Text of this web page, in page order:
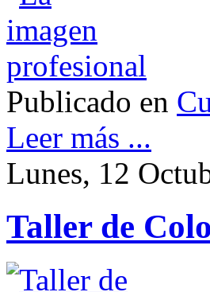
Publicado en
Leer más ...
Lunes, 12
Taller de